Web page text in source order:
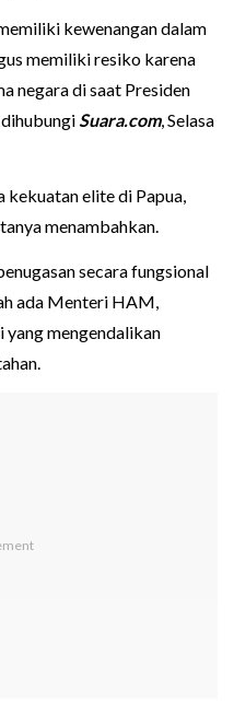
kewenangan dalam
memiliki resiko karena
negara di saat Presiden
Suara.com, Selasa
kekuatan elite di Papua,
menambahkan.
secara fungsional
ada Menteri HAM,
mengendalikan